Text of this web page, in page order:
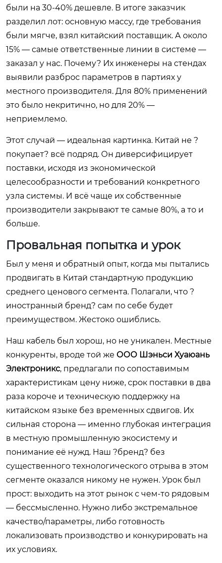
были на 30-40% дешевле. В итоге заказчик
разделил лот: основную массу, где требования
были мягче, взял китайский поставщик. А около
15% — самые ответственные линии в системе —
заказал у нас. Почему? Их инженеры на стендах
выявили разброс параметров в партиях у
местного производителя. Для 80% применений
это было некритично, но для 20% —
неприемлемо.
Этот случай — идеальная картинка. Китай не ?
покупает? всё подряд. Он диверсифицирует
поставки, исходя из экономической
целесообразности и требований конкретного
узла системы. И всё чаще их собственные
производители закрывают те самые 80%, а то и
больше.
Провальная попытка и урок
Был у меня и обратный опыт, когда мы пытались
продвигать в Китай стандартную продукцию
среднего ценового сегмента. Полагали, что ?
иностранный бренд? сам по себе будет
преимуществом. Жестоко ошиблись.
Наш кабель был хорош, но не уникален. Местные
конкуренты, вроде той же ООО Шэньси Хуаюань
Электроникс, предлагали по сопоставимым
характеристикам цену ниже, срок поставки в два
раза короче и техническую поддержку на
китайском языке без временных сдвигов. Их
сильная сторона — именно глубокая интеграция
в местную промышленную экосистему и
понимание её нужд. Наш ?бренд? без
существенного технологического отрыва в этом
сегменте оказался никому не нужен. Урок был
прост: выходить на этот рынок с чем-то рядовым
— бессмысленно. Нужно либо экстремальное
качество/параметры, либо готовность
локализовать производство и конкурировать на
их условиях.